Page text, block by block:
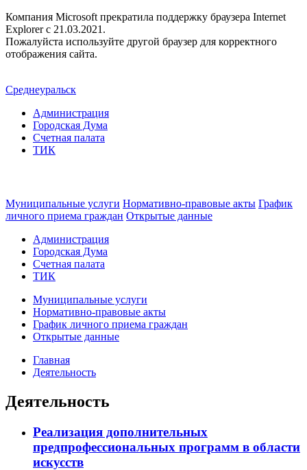
Компания Microsoft прекратила поддержку браузера Internet
Explorer c 21.03.2021.
Пожалуйста используйте другой браузер для корректного
отображения сайта.
Среднеуральск
Администрация
Городская Дума
Счетная палата
ТИК
Муниципальные услуги Нормативно-правовые акты График
личного приема граждан Открытые данные
Администрация
Городская Дума
Счетная палата
ТИК
Муниципальные услуги
Нормативно-правовые акты
График личного приема граждан
Открытые данные
Главная
Деятельность
Деятельность
Реализация дополнительных
предпрофессиональных программ в области
искусств